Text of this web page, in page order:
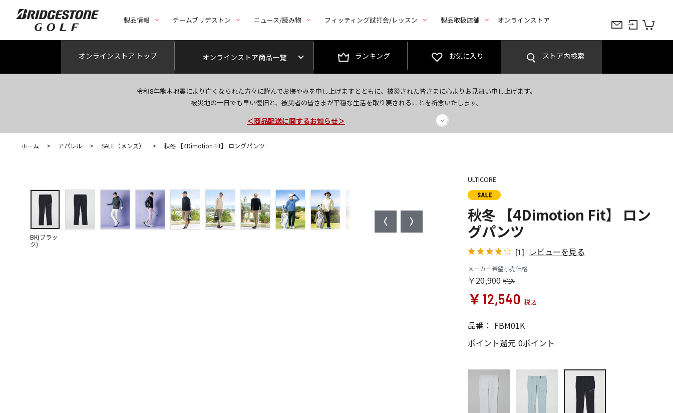
製品情報 チームブリヂストン ニュース/読み物 フィッティング試打会/レッスン 製品取扱店舗 オンラインストア
オンラインストア トップ オンラインストア商品一覧 ランキング お気に入り ストア内検索
令和8年熊本地震により亡くなられた方々に謹んでお悔やみを申し上げますとともに、被災された皆さまに心よりお見舞い申し上げます。
被災地の一日でも早い復旧と、被災者の皆さまが平穏な生活を取り戻されることを祈念いたします。
今なら新規会員登録で1,000円OFFクーポンプレゼント！
＜商品配送に関するお知らせ＞
＜夏季休暇中のご注文・発送・お問い合わせ＞
ホーム > アパレル > SALE（メンズ） > 秋冬 【4Dimotion Fit】 ロングパンツ
BK(ブラッ
ク)
ULTICORE
秋冬 【4Dimotion Fit】 ロン
グパンツ
[1] レビューを見る
メーカー希望小売価格
￥20,900
￥12,540
品番： FBM01K
ポイント還元 0ポイント